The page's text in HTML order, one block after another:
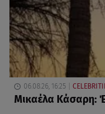
06.08.26, 16:25
Μικαέλα Κάσαρη: